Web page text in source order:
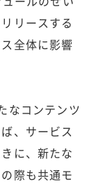
リースする
全体に影響
なコンテンツ
、サービス
に、新たな
際も共通モ